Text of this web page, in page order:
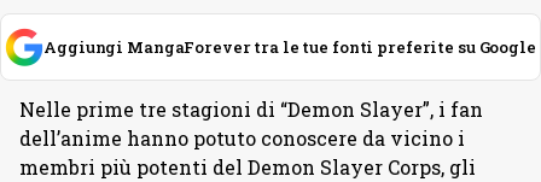
Aggiungi MangaForever tra le tue fonti preferite su Google
Nelle prime tre stagioni di “Demon Slayer”, i fan
dell’anime hanno potuto conoscere da vicino i
membri più potenti del Demon Slayer Corps, gli